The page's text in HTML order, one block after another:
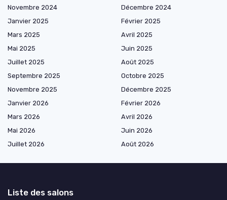
Novembre 2024
Décembre 2024
Janvier 2025
Février 2025
Mars 2025
Avril 2025
Mai 2025
Juin 2025
Juillet 2025
Août 2025
Septembre 2025
Octobre 2025
Novembre 2025
Décembre 2025
Janvier 2026
Février 2026
Mars 2026
Avril 2026
Mai 2026
Juin 2026
Juillet 2026
Août 2026
Liste des salons